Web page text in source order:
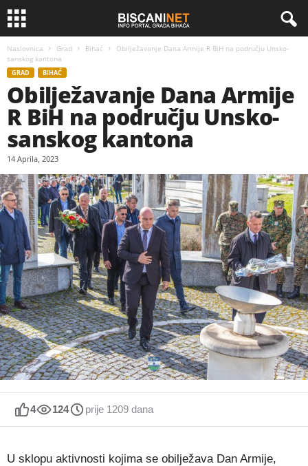
Naslovnica Grad Bihać
Obilježavanje Dana Armije R BiH na području Unsko-
sanskog kantona
GRAD BIHAĆ
Obilježavanje Dana Armije
R BiH na području Unsko-
sanskog kantona
14 Aprila, 2023
4 124 prije 1209 dana
U sklopu aktivnosti kojima se obilježava Dan Armije,